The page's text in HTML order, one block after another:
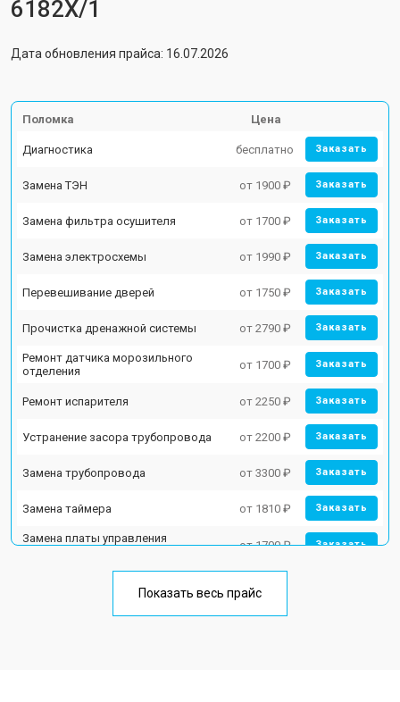
6182X/1
Дата обновления прайса: 16.07.2026
Поломка Цена
Диагностика бесплатно Заказать
Замена ТЭН от 1900 ₽ Заказать
Замена фильтра осушителя от 1700 ₽ Заказать
Замена электросхемы от 1990 ₽ Заказать
Перевешивание дверей от 1750 ₽ Заказать
Прочистка дренажной системы от 2790 ₽ Заказать
Ремонт датчика морозильного
отделения
от 1700 ₽ Заказать
Ремонт испарителя от 2250 ₽ Заказать
Устранение засора трубопровода от 2200 ₽ Заказать
Замена трубопровода от 3300 ₽ Заказать
Замена таймера от 1810 ₽ Заказать
Замена платы управления
от 1700 ₽ Заказать
Ремонт/замена датчика
Замена термостата от 1700 ₽
Показать весь прайс